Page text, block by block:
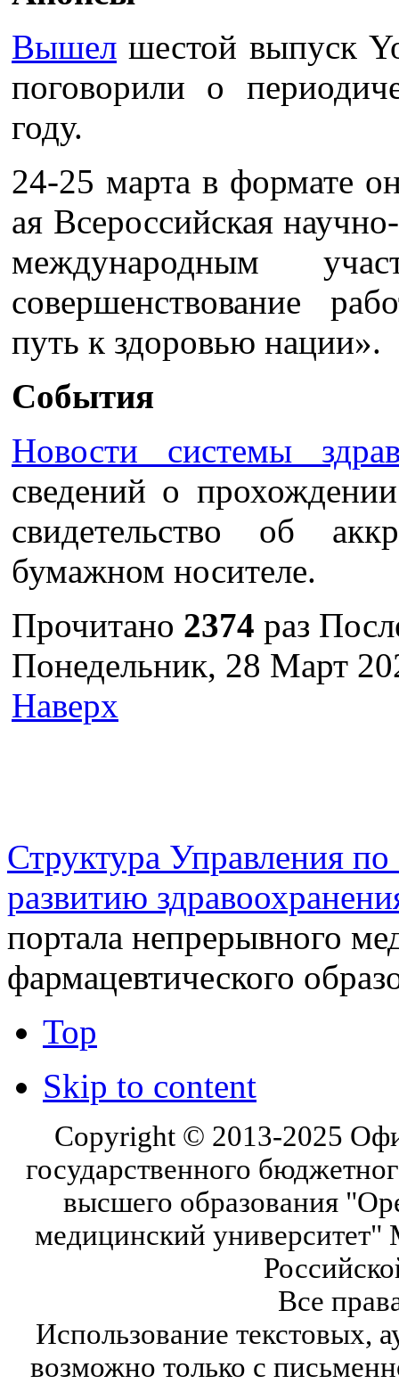
Вышел шестой выпуск
поговорили о
году.
24-25 марта в формате
ая Всероссийская
международным
совершенствование
путь к здоровью нации».
События
Новости системы
сведений о
свидетельство об
бумажном носителе.
Прочитано 2374 раз
Понедельник, 28 Март
Наверх
Структура Управления
развитию
портала непрерывного
фармацевтического
Top
Skip to content
Copyright © 2013-2025
государственного
высшего образования
медицинский университет"
Все
Использование текстовых,
возможно только с